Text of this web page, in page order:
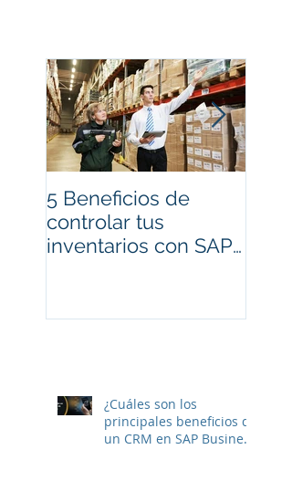
5 Beneficios de
controlar tus
inventarios con SAP
¿Cuáles son los
principales beneficios de
un CRM en SAP Business